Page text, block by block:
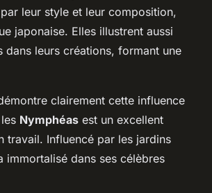
leur style et leur composition,
japonaise. Elles illustrent aussi
leurs créations, formant une
clairement cette influence
Nymphéas est un excellent
travail. Influencé par les jardins
immortalisé dans ses célèbres